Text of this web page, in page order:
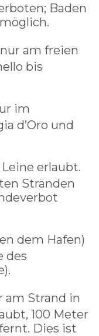
Baden
am freien
bis
im
d’Oro und
erlaubt.
Stränden
dem Hafen)
des
am Strand in
100 Meter
Dies ist